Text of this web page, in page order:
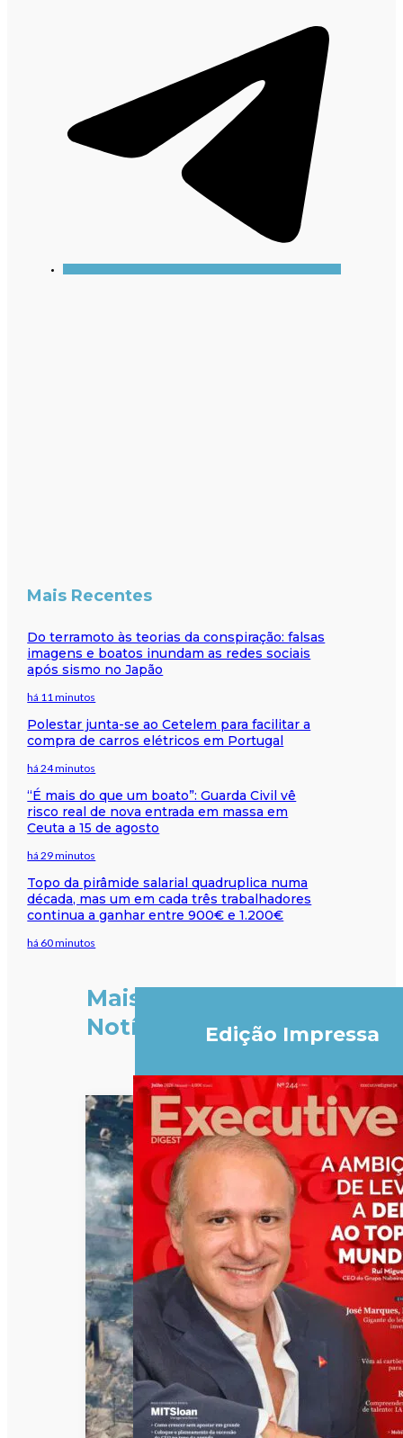
Mais Recentes
Do terramoto às teorias da conspiração: falsas
imagens e boatos inundam as redes sociais
após sismo no Japão
há 11 minutos
Polestar junta-se ao Cetelem para facilitar a
compra de carros elétricos em Portugal
há 24 minutos
“É mais do que um boato”: Guarda Civil vê
risco real de nova entrada em massa em
Ceuta a 15 de agosto
há 29 minutos
Topo da pirâmide salarial quadruplica numa
década, mas um em cada três trabalhadores
continua a ganhar entre 900€ e 1.200€
há 60 minutos
Mais
Notícias
Edição Impressa